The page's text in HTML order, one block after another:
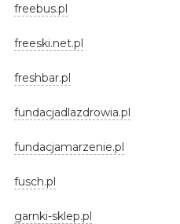
freebus.pl
freeski.net.pl
freshbar.pl
fundacjadlazdrowia.pl
fundacjamarzenie.pl
fusch.pl
garnki-sklep.pl